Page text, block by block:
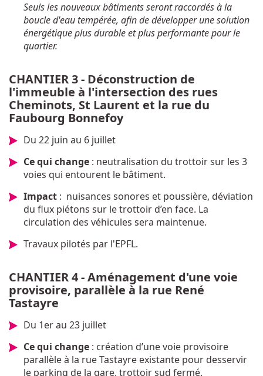
Seuls les nouveaux bâtiments seront raccordés à la
boucle d'eau tempérée, afin de développer une solution
énergétique plus durable et plus performante pour le
quartier.
CHANTIER 3 - Déconstruction de
l'immeuble à l'intersection des rues
Cheminots, St Laurent et la rue du
Faubourg Bonnefoy
Du 22 juin au 6 juillet
Ce qui change : neutralisation du trottoir sur les 3
voies qui entourent le bâtiment.
Impact : nuisances sonores et poussière, déviation
du flux piétons sur le trottoir d’en face. La
circulation des véhicules sera maintenue.
Travaux pilotés par l'EPFL.
CHANTIER 4 - Aménagement d'une voie
provisoire, parallèle à la rue René
Tastayre
Du 1er au 23 juillet
Ce qui change : création d’une voie provisoire
parallèle à la rue Tastayre existante pour desservir
le parking de la gare, trottoir sud fermé.